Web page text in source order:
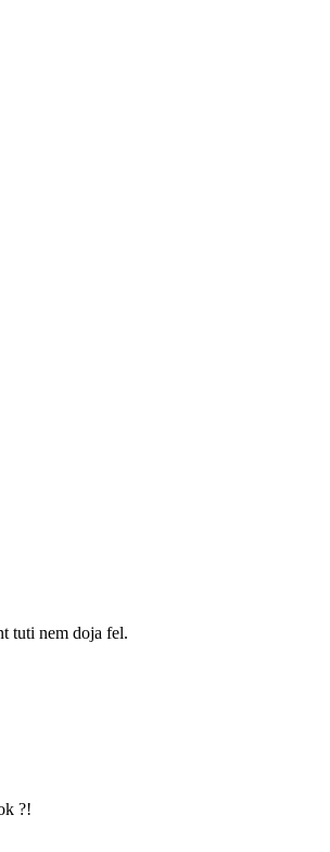
tuti nem doja fel.
?!